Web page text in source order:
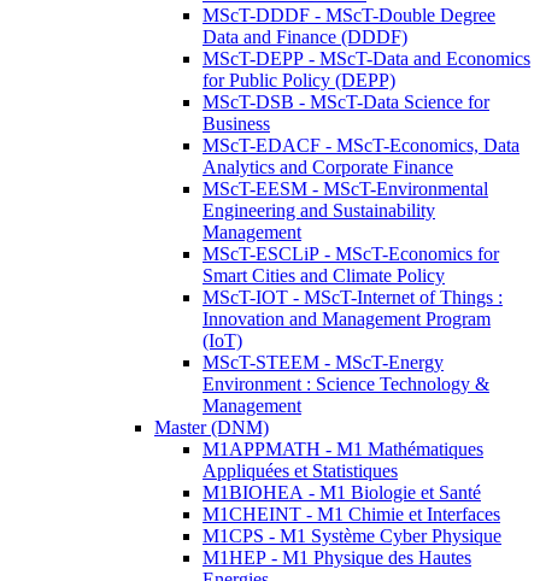
MScT-DDDF - MScT-Double Degree
Data and Finance (DDDF)
MScT-DEPP - MScT-Data and Economics
for Public Policy (DEPP)
MScT-DSB - MScT-Data Science for
Business
MScT-EDACF - MScT-Economics, Data
Analytics and Corporate Finance
MScT-EESM - MScT-Environmental
Engineering and Sustainability
Management
MScT-ESCLiP - MScT-Economics for
Smart Cities and Climate Policy
MScT-IOT - MScT-Internet of Things :
Innovation and Management Program
(IoT)
MScT-STEEM - MScT-Energy
Environment : Science Technology &
Management
Master (DNM)
M1APPMATH - M1 Mathématiques
Appliquées et Statistiques
M1BIOHEA - M1 Biologie et Santé
M1CHEINT - M1 Chimie et Interfaces
M1CPS - M1 Système Cyber Physique
M1HEP - M1 Physique des Hautes